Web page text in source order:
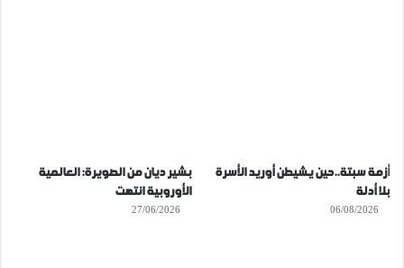
أزمة سبتة..حين يشيطن أوريد الأسرة
بلا أدلة
06/08/2026
بشير ديان من الصويرة: العالمية
الأوروبية انتهت
27/06/2026